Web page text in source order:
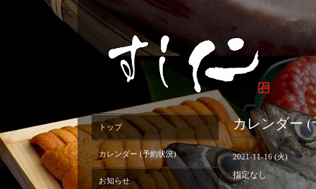
カレンダー
2021-11-16 (火)
指定なし
トップ
カレンダー (予約状況)
お知らせ